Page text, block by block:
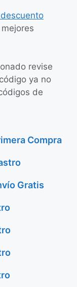
revise
ya no
de
Compra
Gratis